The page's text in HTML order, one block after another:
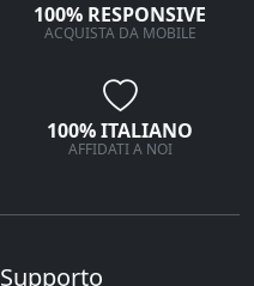
100% RESPONSIVE
ACQUISTA DA MOBILE
100% ITALIANO
AFFIDATI A NOI
Supporto